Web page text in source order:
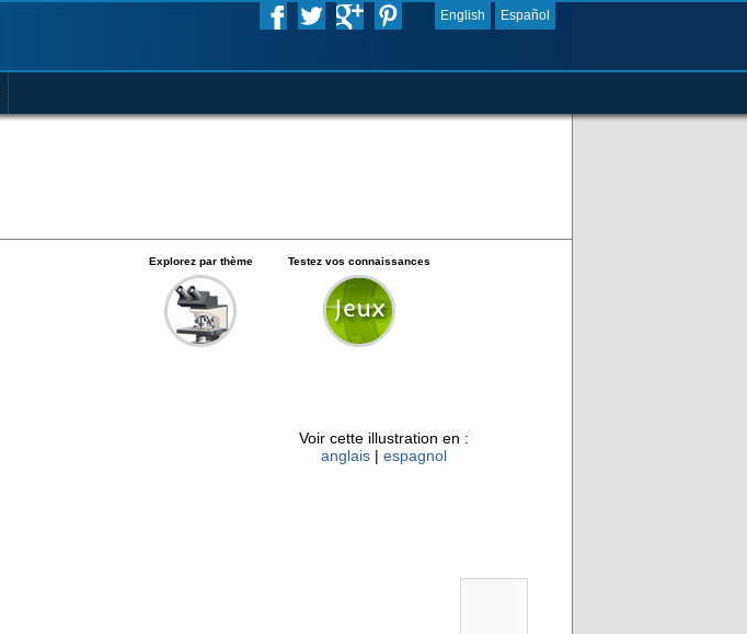
English Español
Explorez par thème Testez vos connaissances
Voir cette illustration en :
anglais | espagnol